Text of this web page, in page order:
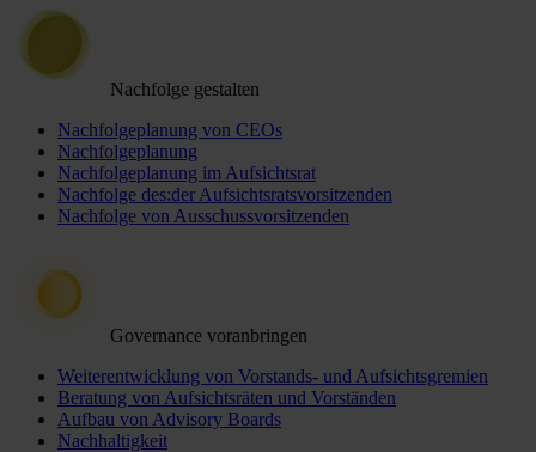
Nachfolge gestalten
Nachfolgeplanung von CEOs
Nachfolgeplanung
Nachfolgeplanung im Aufsichtsrat
Nachfolge des:der Aufsichtsratsvorsitzenden
Nachfolge von Ausschussvorsitzenden
Governance voranbringen
Weiterentwicklung von Vorstands- und Aufsichtsgremien
Beratung von Aufsichtsräten und Vorständen
Aufbau von Advisory Boards
Nachhaltigkeit